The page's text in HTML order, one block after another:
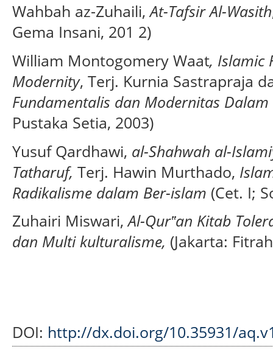
Wahbah az-Zuhaili,At-Tafsir Al-Wasith
Gema Insani, 201 2)
William Montogomery Waat, Islamic
Modernity, Terj. Kurnia Sastrapraja
Fundamentalis dan Modernitas
Pustaka Setia, 2003)
Yusuf Qardhawi, al-Shahwah al-
Tatharuf, Terj. Hawin Murthado,
Radikalisme dalam Ber-islam (Cet. I;
Zuhairi Miswari,Al-Qur‟an Kitab
dan Multi kulturalisme, (Jakarta:
DOI: http://dx.doi.org/10.35931/